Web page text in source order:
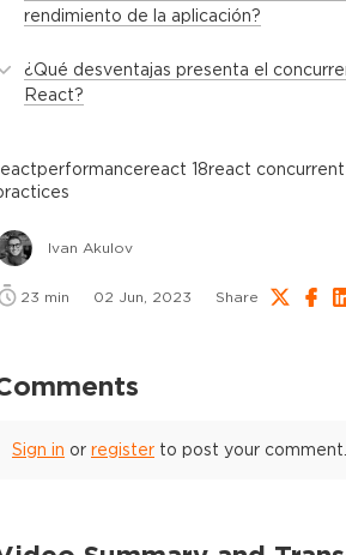
rendimiento de la aplicación?
¿Qué desventajas presenta el
React?
performancereact 18react
Ivan Akulov
23 min 02 Jun, 2023 Share
Sign in or register to post your comment.